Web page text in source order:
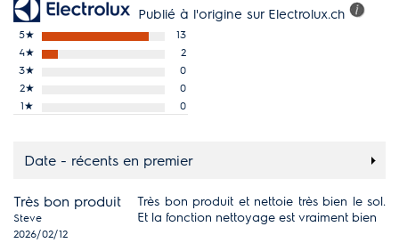
Publié à l'origine sur Electrolux.ch
5★
13
4★
2
3★
0
2★
0
1★ 0
Date - récents en premier
Très bon produit
Steve
2026/02/12
Très bon produit et nettoie très bien le sol.
Et la fonction nettoyage est vraiment bien